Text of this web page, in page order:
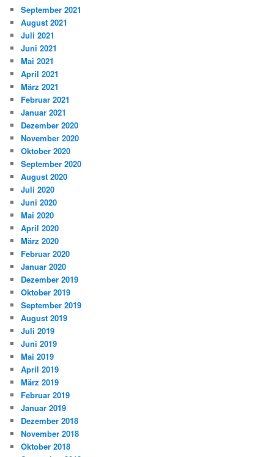
September 2021
August 2021
Juli 2021
Juni 2021
Mai 2021
April 2021
März 2021
Februar 2021
Januar 2021
Dezember 2020
November 2020
Oktober 2020
September 2020
August 2020
Juli 2020
Juni 2020
Mai 2020
April 2020
März 2020
Februar 2020
Januar 2020
Dezember 2019
Oktober 2019
September 2019
August 2019
Juli 2019
Juni 2019
Mai 2019
April 2019
März 2019
Februar 2019
Januar 2019
Dezember 2018
November 2018
Oktober 2018